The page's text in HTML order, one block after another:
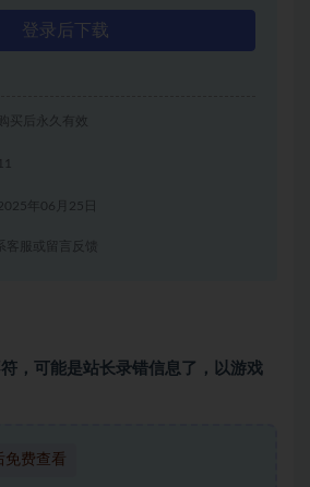
登录后下载
购买后永久有效
11
年06月25日
客服或留言反馈
，可能是站长录错信息了，以游戏
免费查看